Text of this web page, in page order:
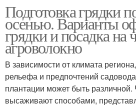
Подготовка грядки
осенью. Варианты
грядки и посадка на
агроволокно
В зависимости от климата
рельефа и предпочтений
плантации может быть
высаживают способами,